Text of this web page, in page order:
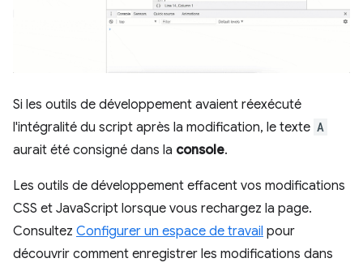
Si les outils de développement avaient réexécuté
l'intégralité du script après la modification, le texte A
aurait été consigné dans la console.
Les outils de développement effacent vos modifications
CSS et JavaScript lorsque vous rechargez la page.
Consultez Configurer un espace de travail pour
découvrir comment enregistrer les modifications dans